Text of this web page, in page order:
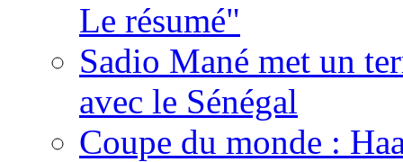
Le résumé"
Sadio Mané met un
avec le Sénégal
Coupe du monde :